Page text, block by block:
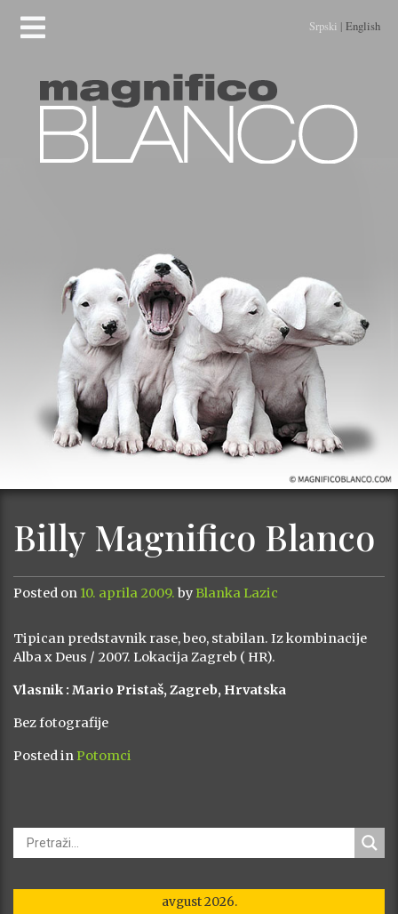
Srpski | English
Billy Magnifico Blanco
Posted on 10. aprila 2009. by Blanka Lazic
Tipican predstavnik rase, beo, stabilan. Iz kombinacije
Alba x Deus / 2007. Lokacija Zagreb ( HR).
Vlasnik : Mario Pristaš, Zagreb, Hrvatska
Bez fotografije
Posted in Potomci
avgust 2026.